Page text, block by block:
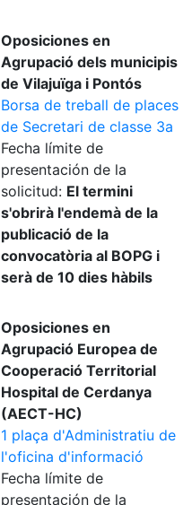
Oposiciones en
Agrupació dels municipis
de Vilajuïga i Pontós
Borsa de treball de places
de Secretari de classe 3a
Fecha límite de
presentación de la
solicitud: El termini
s'obrirà l'endemà de la
publicació de la
convocatòria al BOPG i
serà de 10 dies hàbils
Oposiciones en
Agrupació Europea de
Cooperació Territorial
Hospital de Cerdanya
(AECT-HC)
1 plaça d'Administratiu de
l'oficina d'informació
Fecha límite de
presentación de la